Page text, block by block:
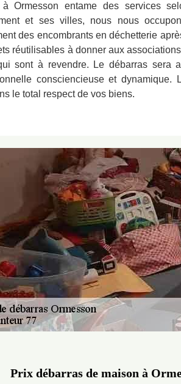
à Ormesson entame des services
et ses villes, nous nous
des encombrants en déchetterie
réutilisables à donner aux
sont à revendre. Le débarras sera
consciencieuse et dynamique.
le total respect de vos biens.
Prix débarras de maison à